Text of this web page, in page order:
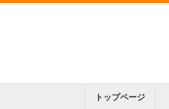
トップページ